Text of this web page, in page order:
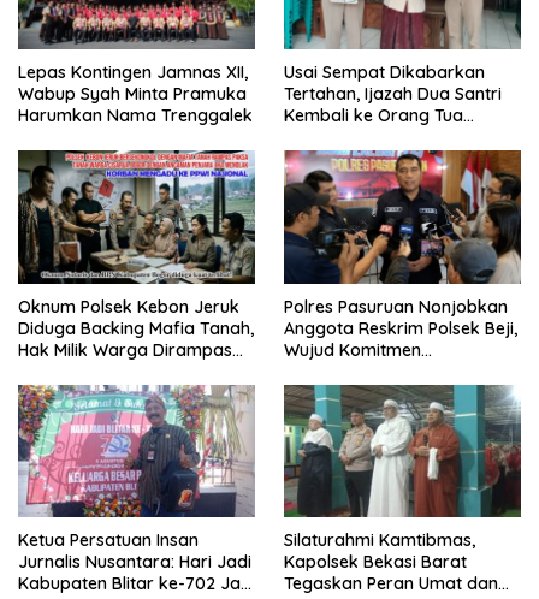
Lepas Kontingen Jamnas XII,
Wabup Syah Minta Pramuka
Harumkan Nama Trenggalek
Usai Sempat Dikabarkan
Tertahan, Ijazah Dua Santri
Kembali ke Orang Tua
Oknum Polsek Kebon Jeruk
Diduga Backing Mafia Tanah,
Hak Milik Warga Dirampas
Polres Pasuruan Nonjobkan
Anggota Reskrim Polsek Beji,
Wujud Komitmen
Dugaan Penganiayaan
Ketua Persatuan Insan
Jurnalis Nusantara: Hari Jadi
Kabupaten Blitar ke-702 Jadi
Silaturahmi Kamtibmas,
Kapolsek Bekasi Barat
Tegaskan Peran Umat dan